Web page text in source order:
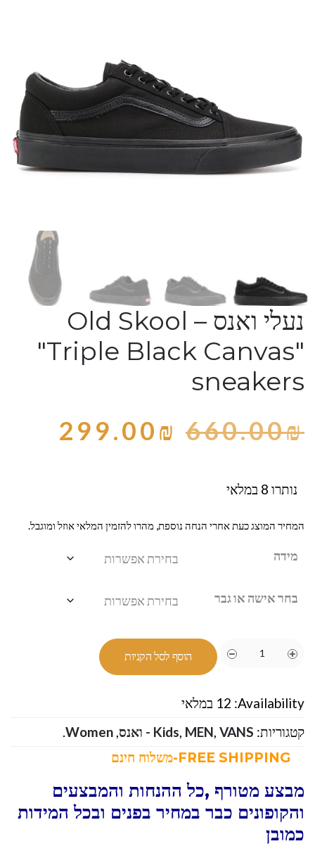
נעלי ואנס – Old Skool
"Triple Black Canvas"
sneakers
660.00₪
299.00₪
נותרו 8 במלאי
המחיר המוצג כעת אחרי הנחה נוספת, מהרו להזמין המלאי אוזל ומוגבל.
מידה
בחר אישה או גבר
הוסף לסל הקניות
Availability: 12 במלאי
קטגוריות:
Kids, MEN, VANS - ואנס ,
Women
.
מבצע מטורף ,כל ההנחות והמבצעים
והקופונים כבר במחיר בפנים ובכל המידות
כמובן